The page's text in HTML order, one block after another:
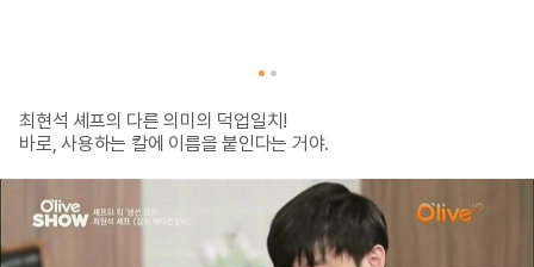
최현석 셰프의 다른 의미의 덕업일치!
바로, 사용하는 칼에 이름을 붙인다는 거야.
셰프답게 셰프칼에도
이름을 붙이는 그는 대체…😮